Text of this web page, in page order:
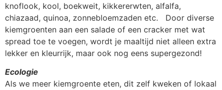
knoflook, kool, boekweit, kikkererwten, alfalfa,
chiazaad, quinoa, zonnebloemzaden etc. Door diverse
kiemgroenten aan een salade of een cracker met wat
spread toe te voegen, wordt je maaltijd niet alleen extra
lekker en kleurrijk, maar ook nog eens supergezond!
Ecologie
Als we meer kiemgroente eten, dit zelf kweken of lokaal